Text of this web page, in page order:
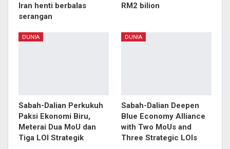
Iran henti berbalas
serangan
RM2 bilion
DUNIA
Sabah-Dalian Perkukuh
Paksi Ekonomi Biru,
Meterai Dua MoU dan
Tiga LOI Strategik
DUNIA
Sabah-Dalian Deepen
Blue Economy Alliance
with Two MoUs and
Three Strategic LOIs